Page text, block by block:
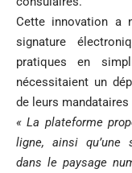
Cette innovation a
signature
pratiques en
nécessitaient un
de leurs
« La plateforme
ligne, ainsi qu’une
dans le paysage